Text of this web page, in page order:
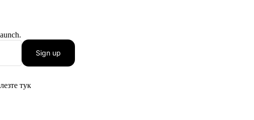
Sign up
тук